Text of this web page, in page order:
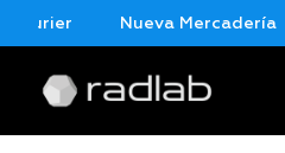
Nueva Mercadería